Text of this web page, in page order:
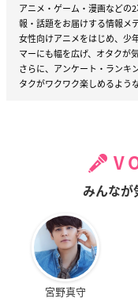
アニメ・ゲーム・漫画などの
報・話題をお届けする情報メ
女性向けアニメをはじめ、少
マーにも幅を広げ、オタクが
さらに、アンケート・ランキ
タクがワクワク楽しめるよう
みんなが
宮野真守